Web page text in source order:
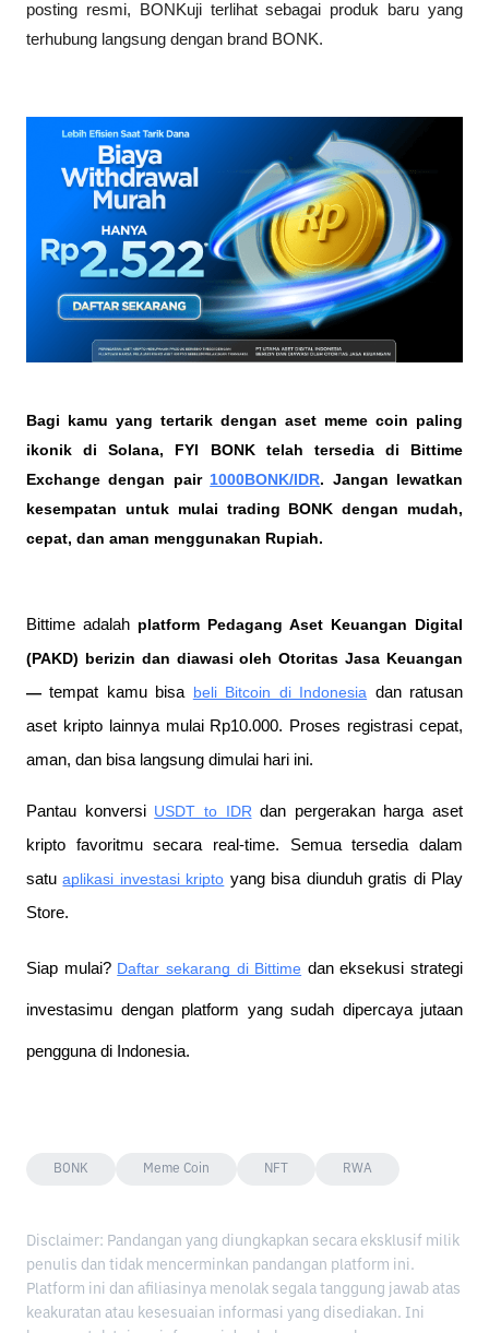
posting resmi, BONKuji terlihat sebagai produk baru yang
terhubung langsung dengan brand BONK.
Bagi kamu yang tertarik dengan aset meme coin paling
ikonik di Solana, FYI BONK telah tersedia di Bittime
Exchange dengan pair 1000BONK/IDR. Jangan lewatkan
kesempatan untuk mulai trading BONK dengan mudah,
cepat, dan aman menggunakan Rupiah.
Bittime adalah platform Pedagang Aset Keuangan Digital
(PAKD) berizin dan diawasi oleh Otoritas Jasa Keuangan
— tempat kamu bisa beli Bitcoin di Indonesia dan ratusan
aset kripto lainnya mulai Rp10.000. Proses registrasi cepat,
aman, dan bisa langsung dimulai hari ini.
Pantau konversi USDT to IDR dan pergerakan harga aset
kripto favoritmu secara real-time. Semua tersedia dalam
satu aplikasi investasi kripto yang bisa diunduh gratis di Play
Store.
Siap mulai? Daftar sekarang di Bittime dan eksekusi strategi
investasimu dengan platform yang sudah dipercaya jutaan
pengguna di Indonesia.
BONK Meme Coin NFT RWA
Disclaimer: Pandangan yang diungkapkan secara eksklusif milik
penulis dan tidak mencerminkan pandangan platform ini.
Platform ini dan afiliasinya menolak segala tanggung jawab atas
keakuratan atau kesesuaian informasi yang disediakan. Ini